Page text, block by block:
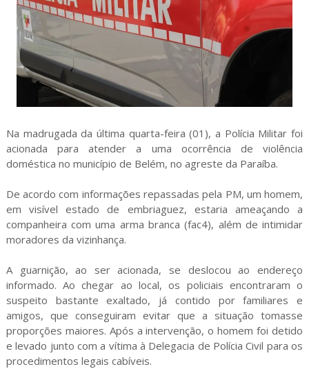
Na madrugada da última quarta-feira (01), a Polícia Militar foi
acionada para atender a uma ocorrência de violência
doméstica no município de Belém, no agreste da Paraíba.
De acordo com informações repassadas pela PM, um homem,
em visível estado de embriaguez, estaria ameaçando a
companheira com uma arma branca (fac4), além de intimidar
moradores da vizinhança.
A guarnição, ao ser acionada, se deslocou ao endereço
informado. Ao chegar ao local, os policiais encontraram o
suspeito bastante exaltado, já contido por familiares e
amigos, que conseguiram evitar que a situação tomasse
proporções maiores. Após a intervenção, o homem foi detido
e levado junto com a vítima à Delegacia de Polícia Civil para os
procedimentos legais cabíveis.